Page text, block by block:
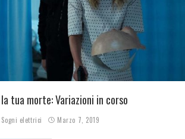
tua morte: Variazioni in corso
Sogni elettrici Marzo 7, 2019